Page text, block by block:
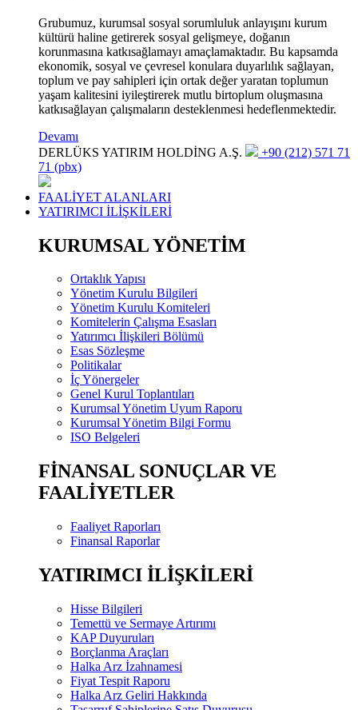
Grubumuz, kurumsal sosyal sorumluluk anlayışını kurum
kültürü haline getirerek sosyal gelişmeye, doğanın
korunmasına katkısağlamayı amaçlamaktadır. Bu kapsamda
ekonomik, sosyal ve çevresel konulara duyarlılık sağlayan,
toplum ve pay sahipleri için ortak değer yaratan toplumun
yaşam kalitesini iyileştirerek mutlu birtoplum oluşmasına
katkısağlayan çalışmaların desteklenmesi hedeflenmektedir.
Devamı
DERLÜKS YATIRIM HOLDİNG A.Ş.
+90 (212) 571 71
71 (pbx)
FAALİYET ALANLARI
YATIRIMCI İLİŞKİLERİ
KURUMSAL YÖNETİM
Ortaklık Yapısı
Yönetim Kurulu Bilgileri
Yönetim Kurulu Komiteleri
Komitelerin Çalışma Esasları
Yatırımcı İlişkileri Bölümü
Esas Sözleşme
Politikalar
İç Yönergeler
Genel Kurul Toplantıları
Kurumsal Yönetim Uyum Raporu
Kurumsal Yönetim Bilgi Formu
ISO Belgeleri
FİNANSAL SONUÇLAR VE
FAALİYETLER
Faaliyet Raporları
Finansal Raporlar
YATIRIMCI İLİŞKİLERİ
Hisse Bilgileri
Temettü ve Sermaye Artırımı
KAP Duyuruları
Borçlanma Araçları
Halka Arz İzahnamesi
Fiyat Tespit Raporu
Halka Arz Geliri Hakkında